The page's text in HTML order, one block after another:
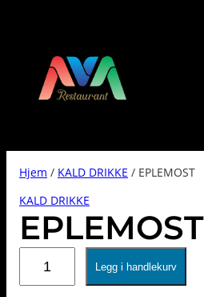
Hjem / KALD DRIKKE / EPLEMOST
KALD DRIKKE
EPLEMOST
antall
Legg i handlekurv